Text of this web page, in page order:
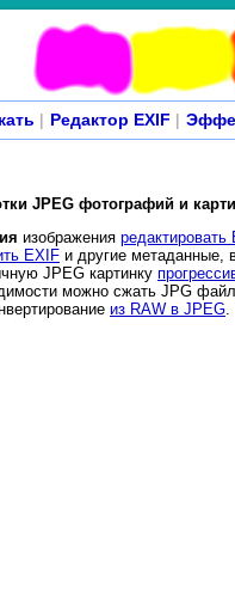
| Редактор EXIF |
JPEG фотографий и
изображения
EXIF и другие метаданные,
JPEG картинку
можно сжать JPG
из RAW в JPEG.